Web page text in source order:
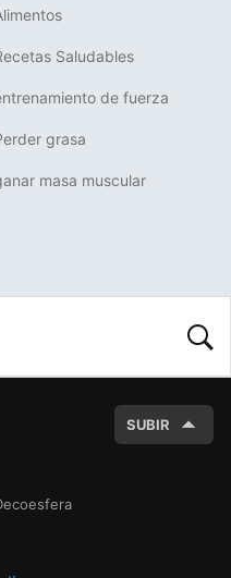
Saludables
de fuerza
grasa
masa muscular
SUBIR